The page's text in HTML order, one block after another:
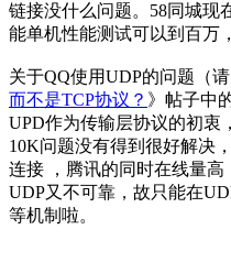
链接没什么问题。58同城现
能单机性能测试可以到百万
关于QQ使用UDP的问题（
而不是TCP协议？ 》帖子中
UPD作为传输层协议的初衷
10K问题没有得到很好解决
连接 ，腾讯的同时在线量
UDP又不可靠，故只能在
等机制啦。